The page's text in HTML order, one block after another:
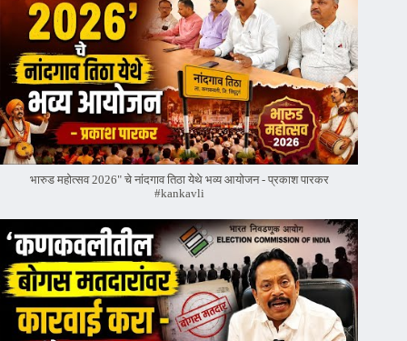
भारुड महोत्सव 2026" चे नांदगाव तिठा येथे भव्य आयोजन - प्रकाश पारकर
#kankavli